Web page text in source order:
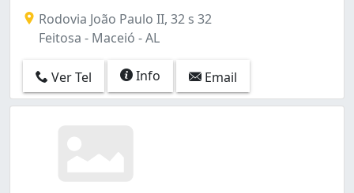
Rodovia João Paulo II, 32 s 32
Feitosa - Maceió - AL
Ver Tel Info Email